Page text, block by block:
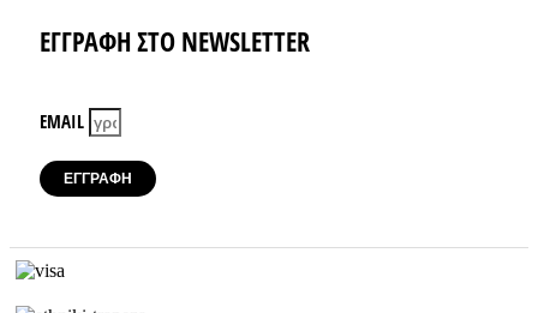
ΕΓΓΡΑΦΗ ΣΤΟ NEWSLETTER
EMAIL
ΕΓΓΡΑΦΗ